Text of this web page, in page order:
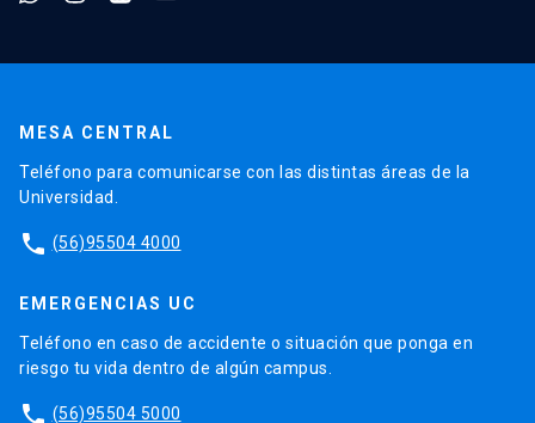
MESA CENTRAL
Teléfono para comunicarse con las distintas áreas de la
Universidad.
phone (56)95504 4000
EMERGENCIAS UC
Teléfono en caso de accidente o situación que ponga en
riesgo tu vida dentro de algún campus.
phone (56)95504 5000